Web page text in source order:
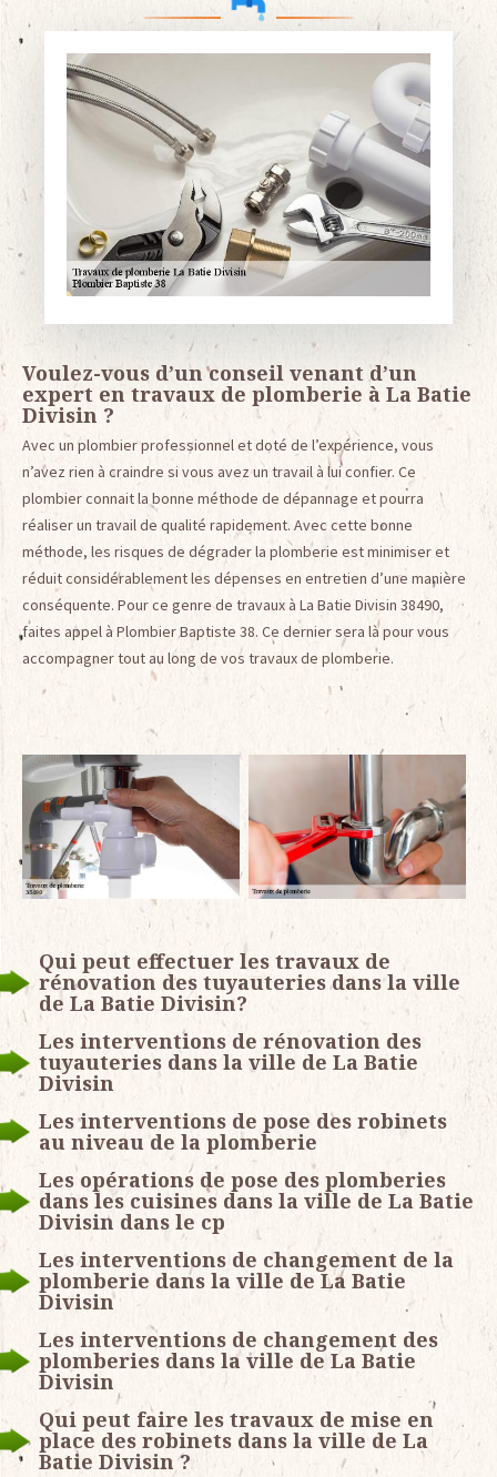
Voulez-vous d’un conseil venant d’un
expert en travaux de plomberie à La Batie
Divisin ?
Avec un plombier professionnel et doté de l’expérience, vous
n’avez rien à craindre si vous avez un travail à lui confier. Ce
plombier connait la bonne méthode de dépannage et pourra
réaliser un travail de qualité rapidement. Avec cette bonne
méthode, les risques de dégrader la plomberie est minimiser et
réduit considérablement les dépenses en entretien d’une manière
conséquente. Pour ce genre de travaux à La Batie Divisin 38490,
faites appel à Plombier Baptiste 38. Ce dernier sera là pour vous
accompagner tout au long de vos travaux de plomberie.
Qui peut effectuer les travaux de
rénovation des tuyauteries dans la ville
de La Batie Divisin?
Les interventions de rénovation des
tuyauteries dans la ville de La Batie
Divisin
Les interventions de pose des robinets
au niveau de la plomberie
Les opérations de pose des plomberies
dans les cuisines dans la ville de La Batie
Divisin dans le cp
Les interventions de changement de la
plomberie dans la ville de La Batie
Divisin
Les interventions de changement des
plomberies dans la ville de La Batie
Divisin
Qui peut faire les travaux de mise en
place des robinets dans la ville de La
Batie Divisin ?